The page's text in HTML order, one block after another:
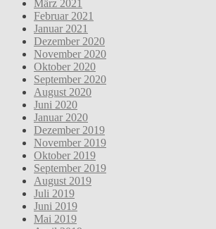
März 2021
Februar 2021
Januar 2021
Dezember 2020
November 2020
Oktober 2020
September 2020
August 2020
Juni 2020
Januar 2020
Dezember 2019
November 2019
Oktober 2019
September 2019
August 2019
Juli 2019
Juni 2019
Mai 2019